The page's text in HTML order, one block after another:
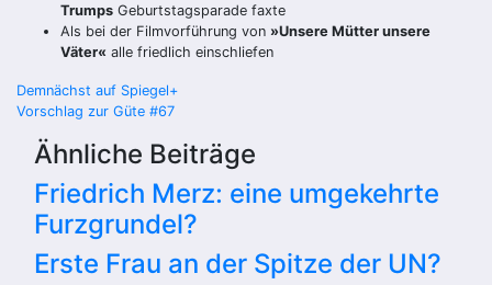
Trumps Geburtstagsparade faxte
Als bei der Filmvorführung von »Unsere Mütter unsere
Väter« alle friedlich einschliefen
Beitragsnavigation
Demnächst auf Spiegel+
Vorschlag zur Güte #67
Ähnliche Beiträge
Friedrich Merz: eine umgekehrte
Furzgrundel?
Erste Frau an der Spitze der UN?